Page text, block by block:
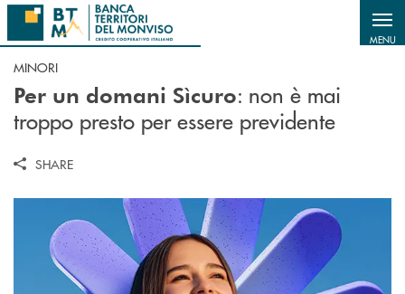
Salta al contenuto principale
MENU
MINORI
Per un domani Sìcuro: non è mai
troppo presto per essere previdente
SHARE